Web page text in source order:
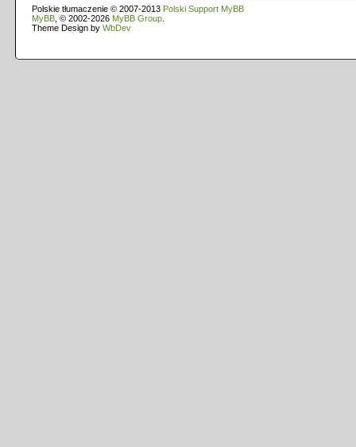
Polskie tłumaczenie © 2007-2013 Polski Support MyBB
MyBB , © 2002-2026 MyBB Group
Theme Design by WbDev